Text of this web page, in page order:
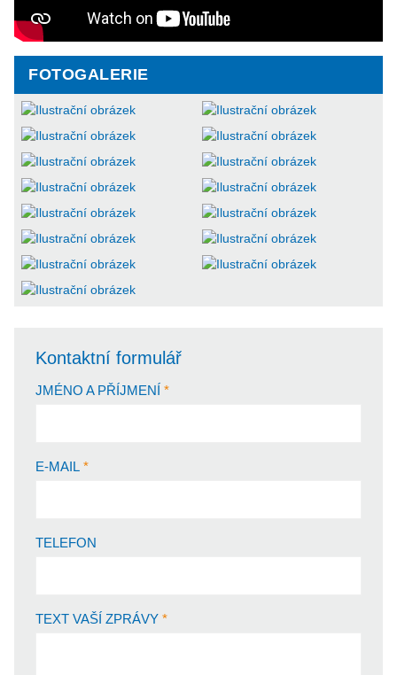
FOTOGALERIE
Kontaktní formulář
JMÉNO A PŘÍJMENÍ
E-MAIL
TELEFON
TEXT VAŠÍ ZPRÁVY